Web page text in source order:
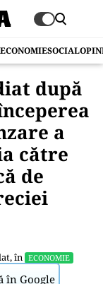
ECONOMIESOCIAL
după
a
către
de
, în ECONOMIE
în Google